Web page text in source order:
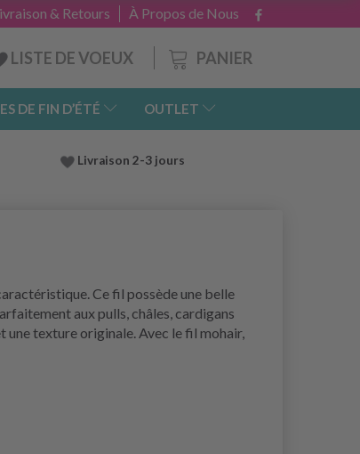
À Propos de Nous
& Retours
PANIER
LISTE DE VOEUX
DE FIN D’ÉTÉ OUTLET
Livraison 2-3 jours
Ce fil possède une belle
aux pulls, châles, cardigans
une texture originale. Avec le fil mohair,